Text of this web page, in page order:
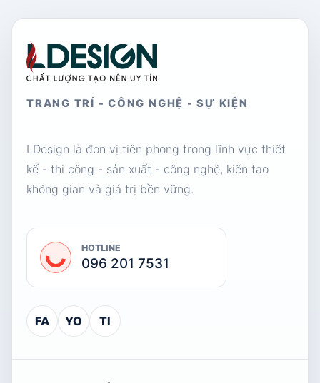
TRANG TRÍ - CÔNG NGHỆ - SỰ KIỆN
LDesign là đơn vị tiên phong trong lĩnh vực thiết
kế - thi công - sản xuất - công nghệ, kiến tạo
không gian và giá trị bền vững.
HOTLINE
096 201 7531
FA YO TI